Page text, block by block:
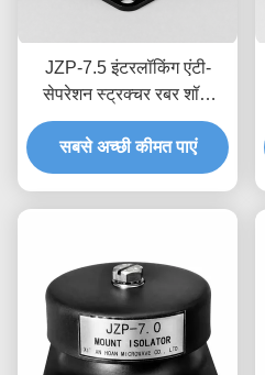
JZP-7.5 इंटरलॉकिंग एंटी-
सेपरेशन स्ट्रक्चर रबर शॉक
एब्जॉर्बर परमानेंट मोल्डेड लॉट
ट्रेसेबिलिटी के साथ
सबसे अच्छी कीमत पाएं